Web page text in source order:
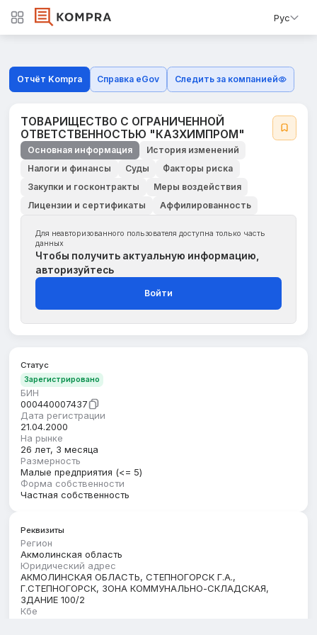
Рус
Отчёт Kompra Справка eGov Следить за компанией
ТОВАРИЩЕСТВО С ОГРАНИЧЕННОЙ
ОТВЕТСТВЕННОСТЬЮ "КАЗХИМПРОМ"
Основная информация
История изменений
Налоги и финансы
Суды
Факторы риска
Закупки и госконтракты
Меры воздействия
Лицензии и сертификаты
Аффилированность
Для неавторизованного пользователя доступна только часть
данных
Чтобы получить актуальную информацию,
авторизуйтесь
Войти
Статус
Зарегистрировано
БИН
000440007437
Дата регистрации
21.04.2000
На рынке
26 лет, 3 месяца
Размерность
Малые предприятия (<= 5)
Форма собственности
Частная собственность
Реквизиты
Регион
Акмолинская область
Юридический адрес
АКМОЛИНСКАЯ ОБЛАСТЬ, СТЕПНОГОРСК Г.А.,
Г.СТЕПНОГОРСК, ЗОНА КОММУНАЛЬНО-СКЛАДСКАЯ,
ЗДАНИЕ 100/2
Кбе